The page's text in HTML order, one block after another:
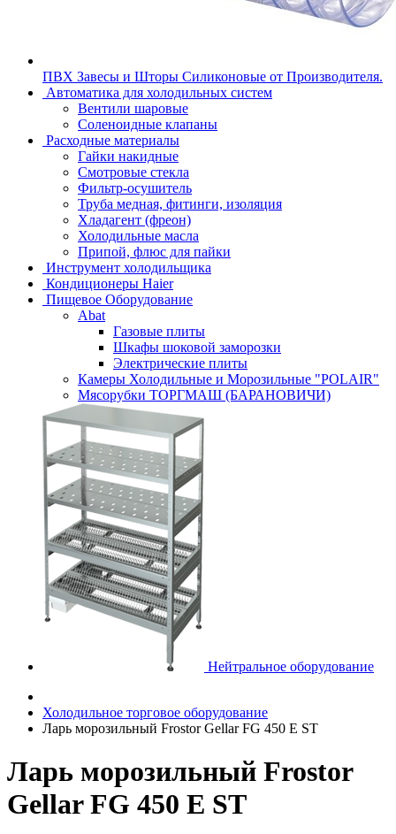
ПВХ Завесы и Шторы Силиконовые от Производителя.
Автоматика для холодильных систем
Вентили шаровые
Соленоидные клапаны
Расходные материалы
Гайки накидные
Смотровые стекла
Фильтр-осушитель
Труба медная, фитинги, изоляция
Хладагент (фреон)
Холодильные масла
Припой, флюс для пайки
Инструмент холодильщика
Кондиционеры Haier
Пищевое Оборудование
Abat
Газовые плиты
Шкафы шоковой заморозки
Электрические плиты
Камеры Холодильные и Морозильные "POLAIR"
Мясорубки ТОРГМАШ (БАРАНОВИЧИ)
Нейтральное оборудование
Холодильное торговое оборудование
Ларь морозильный Frostor Gellar FG 450 E ST
Ларь морозильный Frostor
Gellar FG 450 E ST